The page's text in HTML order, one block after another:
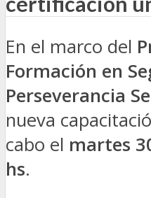
En el marco del
Formación en
Perseverancia
nueva
cabo el martes
hs.